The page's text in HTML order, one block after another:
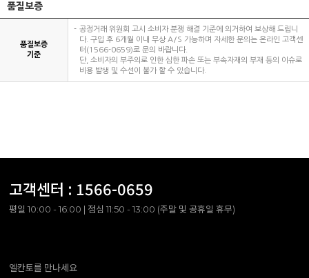
품질보증
품질보증
기준
공정거래 위원회 고시 소비자 분쟁 해결 기준에 의거하여 보상해 드립니
다. 구입 후 6개월 이내 무상 A/S 가능하며 자세한 문의는 온라인 고객센
터(1566-0659)로 문의 바랍니다.
단, 소비자의 부주의로 인한 심한 파손 또는 부속자재의 부재 등의 이슈로
비용 발생 및 수선이 불가 할 수 있습니다.
고객센터 : 1566-0659
평일 10:00 - 16:00 | 점심 11:50 - 13:00 (주말 및 공휴일 휴무)
엘칸토를 만나세요